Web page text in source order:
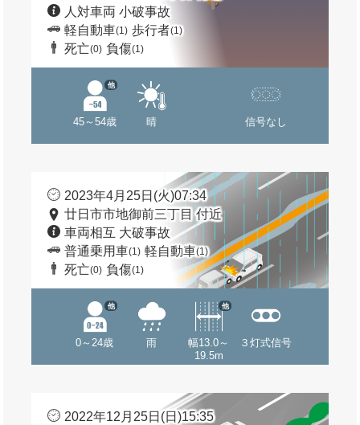
人対車両 小破事故
軽自動車(1) 歩行者(1)
死亡(0) 負傷(1)
45～54歳
他
晴 信号なし
2023年4月25日(火)07:34
廿日市市地御前三丁目 付近
車両相互 大破事故
普通乗用車(1) 軽自動車(1)
死亡(0) 負傷(1)
0～24歳
他
雨
幅13.0～
19.5m
他
３灯式信号
2022年12月25日(日)15:35